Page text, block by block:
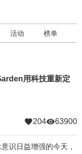
活动 榜单
用科技重新定
204 63900
识日益增强的今天，